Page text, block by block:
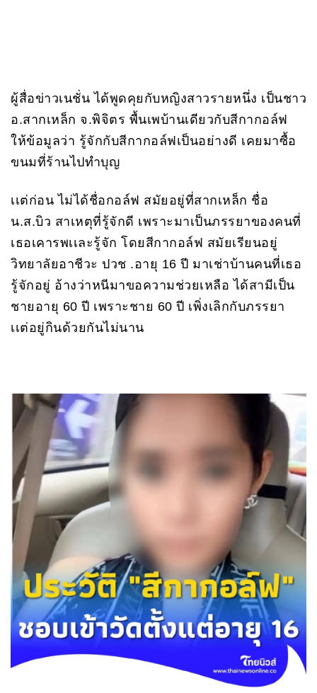
ผู้สื่อข่าวเนชั่น ได้พูดคุยกับหญิงสาวรายหนึ่ง เป็นชาว
อ.สากเหล็ก จ.พิจิตร พื้นเพบ้านเดียวกับสีกากอล์ฟ
ให้ข้อมูลว่า รู้จักกับสีกากอล์ฟเป็นอย่างดี เคยมาซื้อ
ขนมที่ร้านไปทำบุญ
เเต่ก่อน ไม่ได้ชื่อกอล์ฟ สมัยอยู่ที่สากเหล็ก ชื่อ
น.ส.บิว สาเหตุที่รู้จักดี เพราะมาเป็นภรรยาของคนที่
เธอเคารพเเละรู้จัก โดยสีกากอล์ฟ สมัยเรียนอยู่
วิทยาลัยอาชีวะ ปวช .อายุ 16 ปี มาเช่าบ้านคนที่เธอ
รู้จักอยู่ อ้างว่าหนีมาขอความช่วยเหลือ ได้สามีเป็น
ชายอายุ 60 ปี เพราะชาย 60 ปี เพิ่งเลิกกับภรรยา
เเต่อยู่กินด้วยกันไม่นาน